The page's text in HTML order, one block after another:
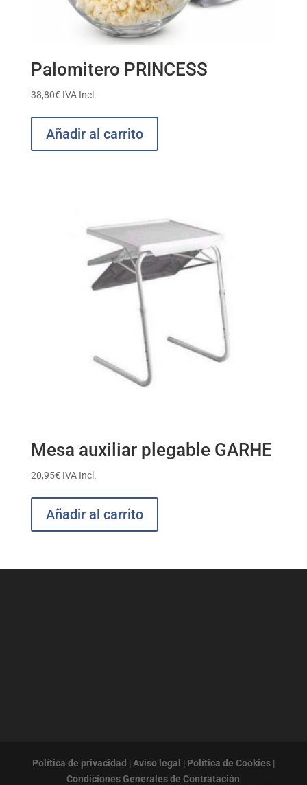
Palomitero PRINCESS
38,80€ IVA Incl.
Añadir al carrito
Mesa auxiliar plegable GARHE
20,95€ IVA Incl.
Añadir al carrito
Política de privacidad | Aviso legal | Política de Cookies|
Condiciones Generales de Contratación